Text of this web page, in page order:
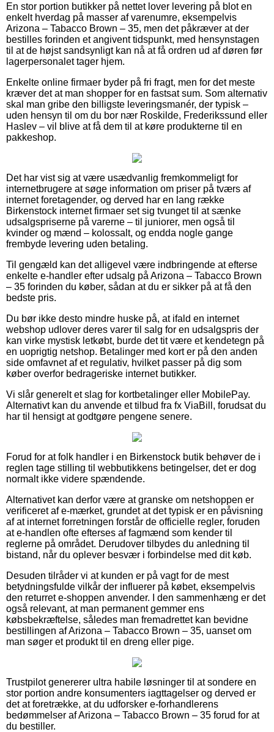
En stor portion butikker på nettet lover levering på blot en
enkelt hverdag på masser af varenumre, eksempelvis
Arizona – Tabacco Brown – 35, men det påkræver at der
bestilles forinden et angivent tidspunkt, med hensynstagen
til at de højst sandsynligt kan nå at få ordren ud af døren før
lagerpersonalet tager hjem.
Enkelte online firmaer byder på fri fragt, men for det meste
kræver det at man shopper for en fastsat sum. Som alternativ
skal man gribe den billigste leveringsmanér, der typisk –
uden hensyn til om du bor nær Roskilde, Frederikssund eller
Haslev – vil blive at få dem til at køre produkterne til en
pakkeshop.
Det har vist sig at være usædvanlig fremkommeligt for
internetbrugere at søge information om priser på tværs af
internet foretagender, og derved har en lang række
Birkenstock internet firmaer set sig tvunget til at sænke
udsalgspriserne på varerne – til juniorer, men også til
kvinder og mænd – kolossalt, og endda nogle gange
frembyde levering uden betaling.
Til gengæld kan det alligevel være indbringende at efterse
enkelte e-handler efter udsalg på Arizona – Tabacco Brown
– 35 forinden du køber, sådan at du er sikker på at få den
bedste pris.
Du bør ikke desto mindre huske på, at ifald en internet
webshop udlover deres varer til salg for en udsalgspris der
kan virke mystisk letkøbt, burde det tit være et kendetegn på
en uoprigtig netshop. Betalinger med kort er på den anden
side omfavnet af et regulativ, hvilket passer på dig som
køber overfor bedrageriske internet butikker.
Vi slår generelt et slag for kortbetalinger eller MobilePay.
Alternativt kan du anvende et tilbud fra fx ViaBill, forudsat du
har til hensigt at godtgøre pengene senere.
Forud for at folk handler i en Birkenstock butik behøver de i
reglen tage stilling til webbutikkens betingelser, det er dog
normalt ikke videre spændende.
Alternativet kan derfor være at granske om netshoppen er
verificeret af e-mærket, grundet at det typisk er en påvisning
af at internet forretningen forstår de officielle regler, foruden
at e-handlen ofte efterses af fagmænd som kender til
reglerne på området. Derudover tilbydes du anledning til
bistand, når du oplever besvær i forbindelse med dit køb.
Desuden tilråder vi at kunden er på vagt for de mest
betydningsfulde vilkår der influerer på købet, eksempelvis
den returret e-shoppen anvender. I den sammenhæng er det
også relevant, at man permanent gemmer ens
købsbekræftelse, således man fremadrettet kan bevidne
bestillingen af Arizona – Tabacco Brown – 35, uanset om
man søger et produkt til en dreng eller pige.
Trustpilot genererer ultra habile løsninger til at sondere en
stor portion andre konsumenters iagttagelser og derved er
det at foretrække, at du udforsker e-forhandlerens
bedømmelser af Arizona – Tabacco Brown – 35 forud for at
du bestiller.